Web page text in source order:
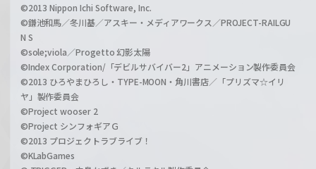
©2013 Nippon Ichi Software, Inc.
©鎌池和馬／冬川基／アスキー・メディアワークス／PROJECT-RAILGU
N S
©sole;viola／Progetto 幻影太陽
©Index Corporation/「デビルサバイバー2」アニメーション製作委員会
©2013 ひろやまひろし・TYPE-MOON・角川書店／「プリズマ☆イリ
ヤ」製作委員会
©Project wooser 2
©Project シンフォギアＧ
©2013 プロジェクトラブライブ！
©KLabGames